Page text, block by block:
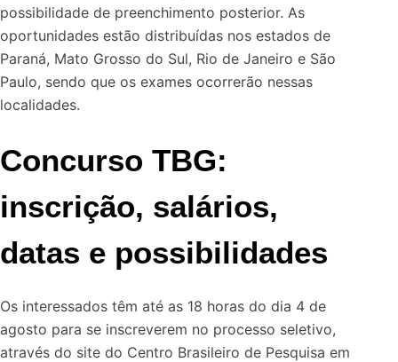
possibilidade de preenchimento posterior. As
oportunidades estão distribuídas nos estados de
Paraná, Mato Grosso do Sul, Rio de Janeiro e São
Paulo, sendo que os exames ocorrerão nessas
localidades.
Concurso TBG:
inscrição, salários,
datas e possibilidades
Os interessados têm até as 18 horas do dia 4 de
agosto para se inscreverem no processo seletivo,
através do site do Centro Brasileiro de Pesquisa em